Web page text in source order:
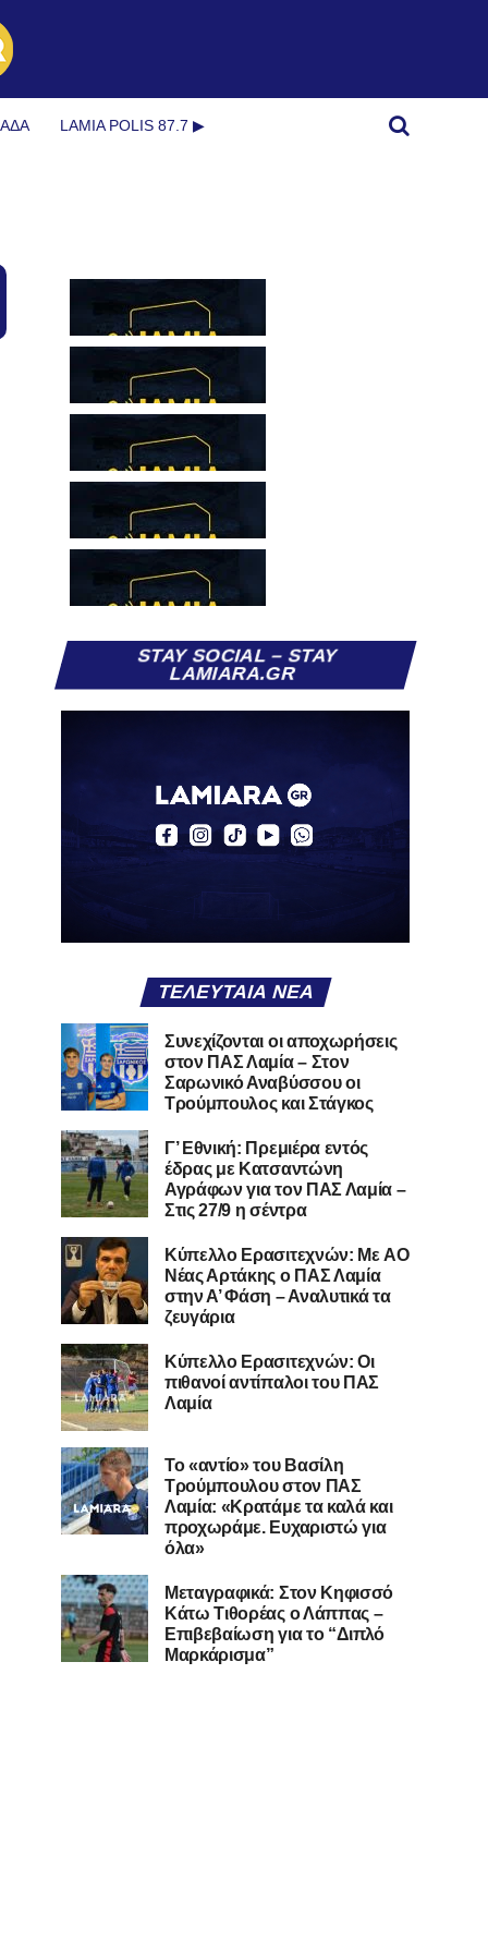
LAMIA POLIS 87.7 ▶︎
STAY SOCIAL – STAY
LAMIARA.GR
ΤΕΛΕΥΤΑΊΑ ΝΈΑ
Συνεχίζονται οι αποχωρήσεις
στον ΠΑΣ Λαμία – Στον
Σαρωνικό Αναβύσσου οι
Τρούμπουλος και Στάγκος
Γ’ Εθνική: Πρεμιέρα εντός
έδρας με Κατσαντώνη
Αγράφων για τον ΠΑΣ Λαμία –
Στις 27/9 η σέντρα
Kύπελλο Ερασιτεχνών: Με AO
Nέας Αρτάκης ο ΠΑΣ Λαμία
στην Α’ Φάση – Αναλυτικά τα
ζευγάρια
Κύπελλο Ερασιτεχνών: Οι
πιθανοί αντίπαλοι του ΠΑΣ
Λαμία
Το «αντίο» του Βασίλη
Τρούμπουλου στον ΠΑΣ
Λαμία: «Κρατάμε τα καλά και
προχωράμε. Ευχαριστώ για
όλα»
Μεταγραφικά: Στον Κηφισσό
Κάτω Τιθορέας ο Λάππας –
Επιβεβαίωση για το “Διπλό
Μαρκάρισμα”